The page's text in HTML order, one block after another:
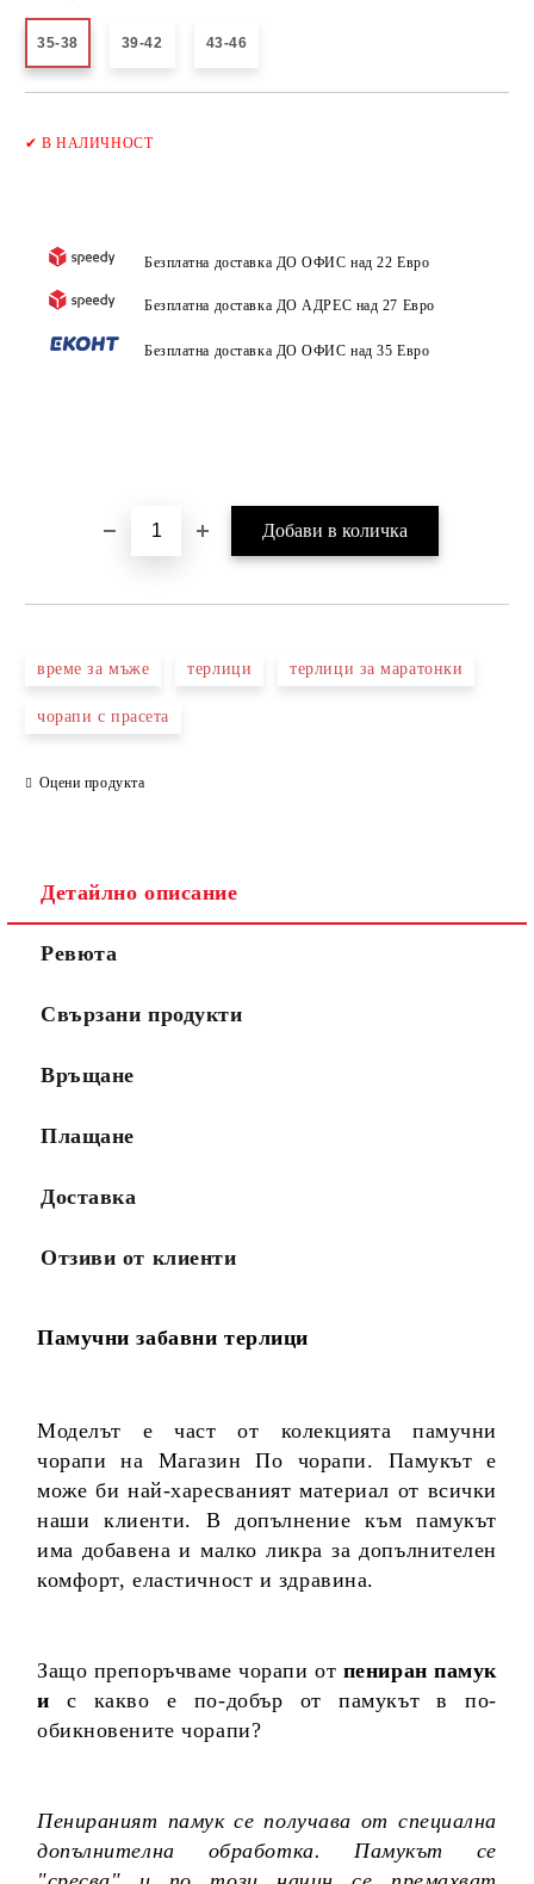
35-38 39-42 43-46
✔В НАЛИЧНОСТ
Безплатна доставка ДО ОФИС над 22 Евро
Безплатна доставка ДО АДРЕС над 27 Евро
Безплатна доставка ДО ОФИС над 35 Евро
време за мъже терлици терлици за маратонки
чорапи с прасета
Оцени продукта
Детайлно описание
Ревюта
Свързани продукти
Връщане
Плащане
Доставка
Отзиви от клиенти
Памучни забавни терлици
Моделът е част от колекцията памучни
чорапи на Магазин По чорапи. Памукът е
може би най-харесваният материал от всички
наши клиенти. В допълнение към памукът
има добавена и малко ликра за допълнителен
комфорт, еластичност и здравина.
Защо препоръчваме чорапи от пениран памук
и с какво е по-добър от памукът в по-
обикновените чорапи?
Пенираният памук се получава от специална
допълнителна обработка. Памукът се